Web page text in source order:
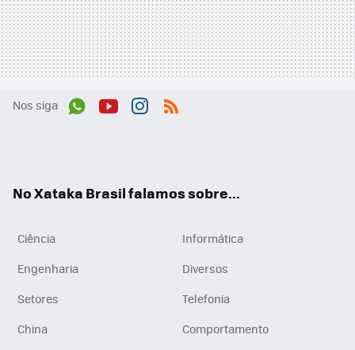
Nos siga
No Xataka Brasil falamos sobre...
Ciência
Informática
Engenharia
Diversos
Setores
Telefonia
China
Comportamento